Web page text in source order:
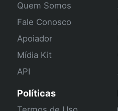
Quem Somos
Fale Conosco
Apoiador
Mídia Kit
API
Políticas